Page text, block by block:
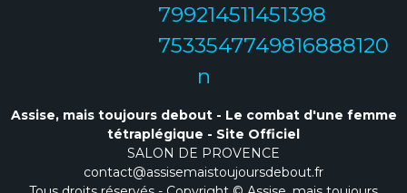
Assise, mais toujours debout - Le combat d'une femme
tétraplégique - Site Officiel
SALON DE PROVENCE
contact@assisemaistoujoursdebout.fr